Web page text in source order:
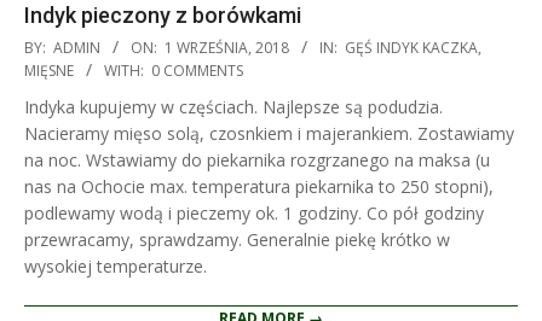
Indyk pieczony z borówkami
2018-
09-
BY: ADMIN ON: 1 WRZEŚNIA, 2018 IN: GĘŚ INDYK KACZKA,
MIĘSNE
WITH: 0 COMMENTS
Indyka kupujemy w częściach. Najlepsze są podudzia.
Nacieramy mięso solą, czosnkiem i majerankiem. Zostawiamy
na noc. Wstawiamy do piekarnika rozgrzanego na maksa (u
nas na Ochocie max. temperatura piekarnika to 250 stopni),
podlewamy wodą i pieczemy ok. 1 godziny. Co pół godziny
przewracamy, sprawdzamy. Generalnie piekę krótko w
wysokiej temperaturze.